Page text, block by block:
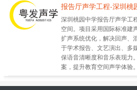
报告厅声学工程-深圳桃
深圳桃园中学报告厅声学工
空间。项目采用国际标准建
扩声系统优化，解决回声、
于学术报告、文艺演出、多
保语音清晰度和音乐表现力
案，提升教育空间声学体验。